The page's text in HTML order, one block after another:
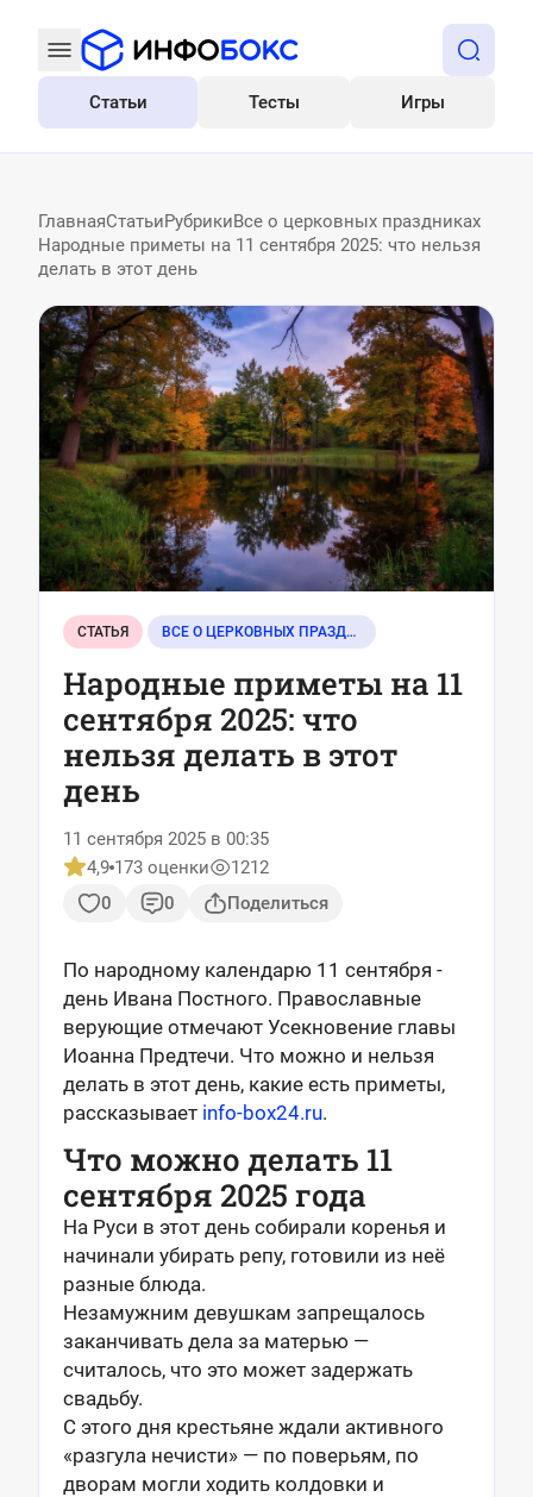
Все
Статьи Тесты Игры
ГлавнаяСтатьиРубрикиВсе о церковных праздниках
Народные приметы на 11 сентября 2025: что нельзя
делать в этот день
СТАТЬЯ ВСЕ О ЦЕРКОВНЫХ ПРАЗДНИКАХ
Народные приметы на 11
сентября 2025: что
нельзя делать в этот
день
11 сентября 2025 в 00:35
4,9 173 оценки
1212
0
0 Поделиться
По народному календарю 11 сентября -
день Ивана Постного. Православные
верующие отмечают Усекновение главы
Иоанна Предтечи. Что можно и нельзя
делать в этот день, какие есть приметы,
рассказывает info-box24.ru.
Что можно делать 11
сентября 2025 года
На Руси в этот день собирали коренья и
начинали убирать репу, готовили из неё
разные блюда.
Незамужним девушкам запрещалось
заканчивать дела за матерью —
считалось, что это может задержать
свадьбу.
С этого дня крестьяне ждали активного
«разгула нечисти» — по поверьям, по
дворам могли ходить колдовки и